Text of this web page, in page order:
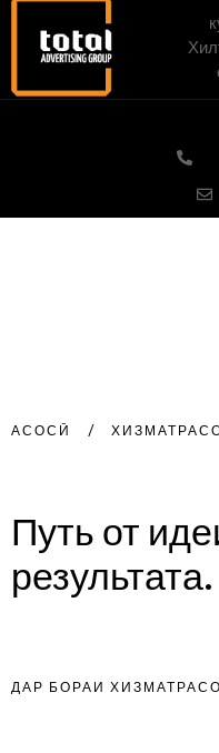
АСОСӢ
Путь от
результата.
ДАР БОРАИ